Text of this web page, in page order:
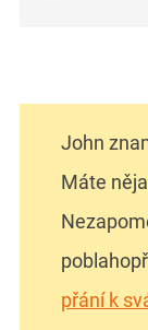
John
Máte
přání k